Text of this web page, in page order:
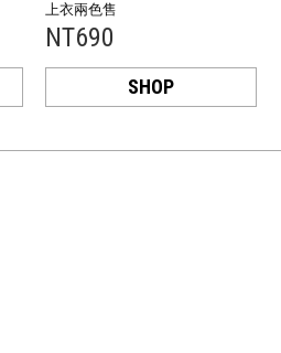
上衣兩色售
NT690
SHOP